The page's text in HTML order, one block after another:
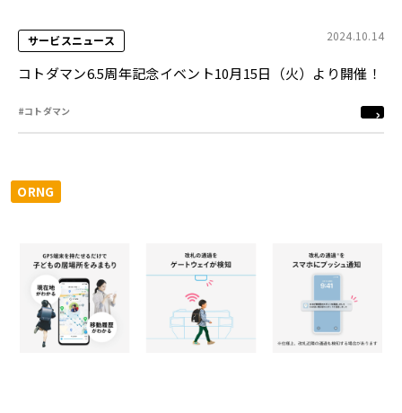
サービスニュース 2024.10.14
コトダマン6.5周年記念イベント10月15日（火）より開催！
#コトダマン
ORNG